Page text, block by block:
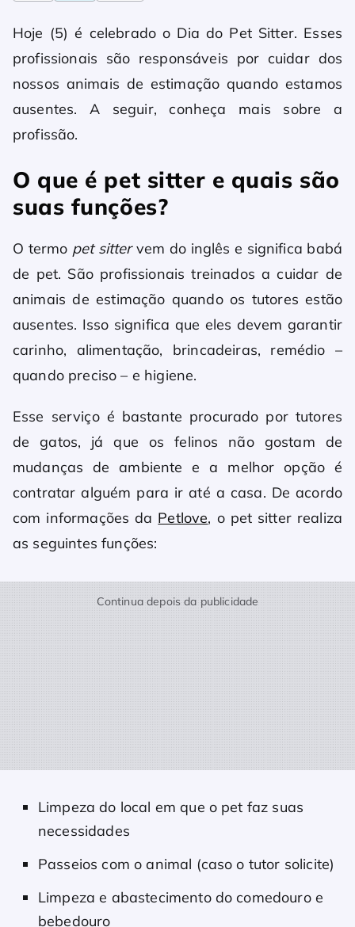
Hoje (5) é celebrado o Dia do Pet Sitter. Esses
profissionais são responsáveis por cuidar dos
nossos animais de estimação quando estamos
ausentes. A seguir, conheça mais sobre a
profissão.
O que é pet sitter e quais são
suas funções?
O termo pet sittervem do inglês e significa babá
de pet. São profissionais treinados a cuidar de
animais de estimação quando os tutores estão
ausentes. Isso significa que eles devem garantir
carinho, alimentação, brincadeiras, remédio –
quando preciso – e higiene.
Esse serviço é bastante procurado por tutores
de gatos, já que os felinos não gostam de
mudanças de ambiente e a melhor opção é
contratar alguém para ir até a casa. De acordo
com informações da Petlove, o pet sitter realiza
as seguintes funções:
Continua depois da publicidade
Limpeza do local em que o pet faz suas
necessidades
Passeios com o animal (caso o tutor solicite)
Limpeza e abastecimento do comedouro e
bebedouro